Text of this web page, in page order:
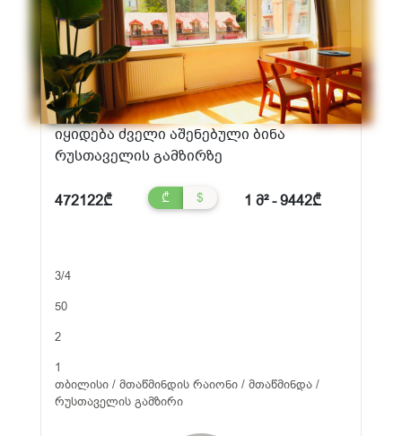
იყიდება ძველი აშენებული ბინა
რუსთაველის გამზირზე
472122₾ ₾ $ 1 მ² - 9442₾
3/4
50
2
1
თბილისი / მთაწმინდის რაიონი / მთაწმინდა /
რუსთაველის გამზირი